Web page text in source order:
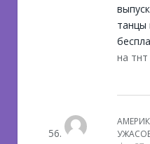
танцы
на